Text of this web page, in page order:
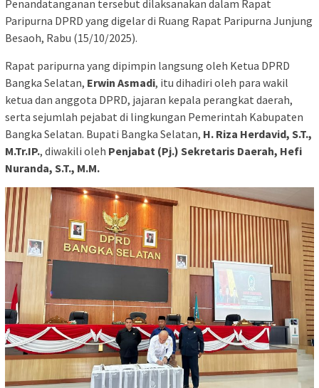
Penandatanganan tersebut dilaksanakan dalam Rapat
Paripurna DPRD yang digelar di Ruang Rapat Paripurna Junjung
Besaoh, Rabu (15/10/2025).
Rapat paripurna yang dipimpin langsung oleh Ketua DPRD
Bangka Selatan, Erwin Asmadi, itu dihadiri oleh para wakil
ketua dan anggota DPRD, jajaran kepala perangkat daerah,
serta sejumlah pejabat di lingkungan Pemerintah Kabupaten
Bangka Selatan. Bupati Bangka Selatan, H. Riza Herdavid, S.T.,
M.Tr.IP., diwakili oleh Penjabat (Pj.) Sekretaris Daerah, Hefi
Nuranda, S.T., M.M.